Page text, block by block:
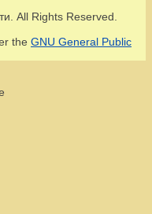
All Rights Reserved.
the GNU General Public